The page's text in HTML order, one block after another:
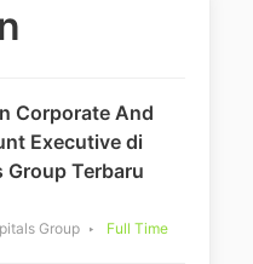
Corporate And
Executive di
Group Terbaru
Group Full Time